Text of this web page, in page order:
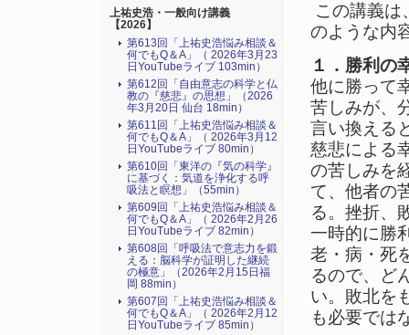
この講義は
のような内
１．勝利の
他に勝って
苦しみが、
言い換える
慈悲による
の苦しみを
て、他者の
る。挫折、
一時的に勝
老・病・死
るので、ど
い。敗北を
も必要では
上祐史浩・一般向け講義
【2026】
第613回「上祐史浩悩み相談＆
何でもQ＆A」（ 2026年3月23
日YouTubeライブ 103min）
第612回「自由意志の科学と仏
教の『慈悲』の思想」（2026
年3月20日 仙台 18min）
第611回「上祐史浩悩み相談＆
何でもQ＆A」（ 2026年3月12
日YouTubeライブ 80min）
第610回「東洋の『気の科学』
に基づく：気道を浄化する呼
吸法と瞑想」（55min）
第609回「上祐史浩悩み相談＆
何でもQ＆A」（ 2026年2月26
日YouTubeライブ 82min）
第608回「呼吸法で意志力を鍛
える：脳科学が証明した継続
の極意」（2026年2月15日福
岡 88min）
第607回「上祐史浩悩み相談＆
何でもQ＆A」（ 2026年2月12
日YouTubeライブ 85min）